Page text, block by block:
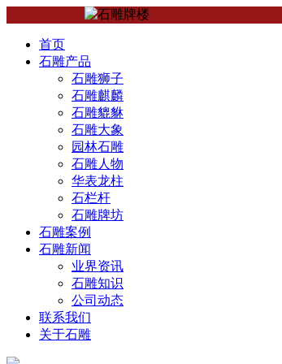
首页
石雕产品
石雕狮子
石雕麒麟
石雕貔貅
石雕大象
园林石雕
石雕人物
华表龙柱
石栏杆
石雕牌坊
石雕案例
石雕新闻
业界资讯
石雕知识
公司动态
联系我们
关于石雕